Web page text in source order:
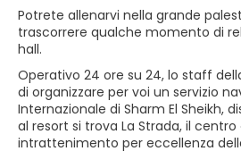
Potrete allenarvi nella grande
trascorrere qualche momento di
hall.
Operativo 24 ore su 24, lo staff
di organizzare per voi un servizio
Internazionale di Sharm El Sheikh,
al resort si trova La Strada, il
intrattenimento per eccellenza